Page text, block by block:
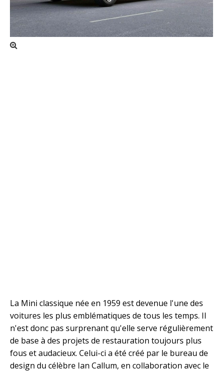
La Mini classique née en 1959 est devenue l'une des
voitures les plus emblématiques de tous les temps. Il
n'est donc pas surprenant qu'elle serve régulièrement
de base à des projets de restauration toujours plus
fous et audacieux. Celui-ci a été créé par le bureau de
design du célèbre Ian Callum, en collaboration avec le